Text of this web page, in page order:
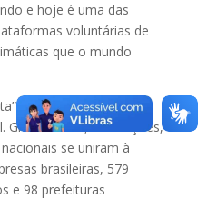
e hoje é uma das
voluntárias de
que o mundo
bateu recordes, tanto
Globalmente, 105 nações,
se uniram à
brasileiras, 579
e 98 prefeituras